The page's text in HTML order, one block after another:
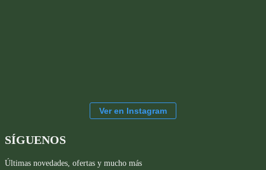
Ver en Instagram
SÍGUENOS
Últimas novedades, ofertas y mucho más